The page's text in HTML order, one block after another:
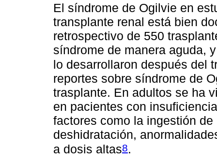
El síndrome de Ogilvie en
transplante renal está bien
retrospectivo de 550
síndrome de manera aguda,
lo desarrollaron después del
reportes sobre síndrome de
trasplante. En adultos se ha
en pacientes con
factores como la ingestión
deshidratación,
a dosis altas8.